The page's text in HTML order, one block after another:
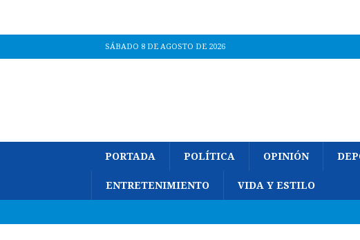
SÁBADO 8 DE AGOSTO DE 2026
PORTADA POLÍTICA OPINIÓN
ENTRETENIMIENTO VIDA Y ESTILO